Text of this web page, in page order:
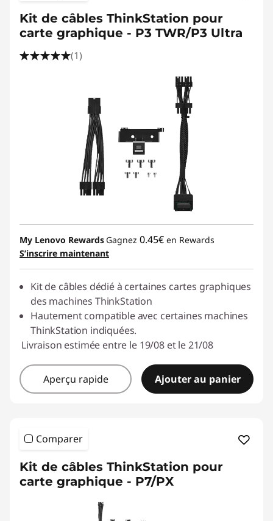
Kit de câbles ThinkStation pour
carte graphique - P3 TWR/P3 Ultra
(1)
My Lenovo Rewards Gagnez 0.45€ en Rewards
S’inscrire maintenant
Kit de câbles dédié à certaines cartes graphiques
des machines ThinkStation
Hautement compatible avec certaines machines
ThinkStation indiquées.
Livraison estimée entre le 19/08 et le 21/08
Aperçu rapide Ajouter au panier
Comparer
Kit de câbles ThinkStation pour
carte graphique - P7/PX